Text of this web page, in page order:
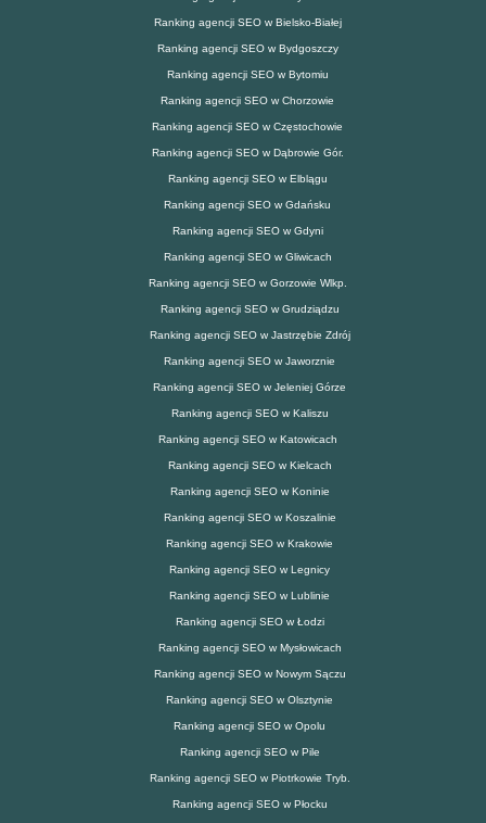
Ranking agencji SEO w Bielsko-Białej
Ranking agencji SEO w Bydgoszczy
Ranking agencji SEO w Bytomiu
Ranking agencji SEO w Chorzowie
Ranking agencji SEO w Częstochowie
Ranking agencji SEO w Dąbrowie Gór.
Ranking agencji SEO w Elblągu
Ranking agencji SEO w Gdańsku
Ranking agencji SEO w Gdyni
Ranking agencji SEO w Gliwicach
Ranking agencji SEO w Gorzowie Wlkp.
Ranking agencji SEO w Grudziądzu
Ranking agencji SEO w Jastrzębie Zdrój
Ranking agencji SEO w Jaworznie
Ranking agencji SEO w Jeleniej Górze
Ranking agencji SEO w Kaliszu
Ranking agencji SEO w Katowicach
Ranking agencji SEO w Kielcach
Ranking agencji SEO w Koninie
Ranking agencji SEO w Koszalinie
Ranking agencji SEO w Krakowie
Ranking agencji SEO w Legnicy
Ranking agencji SEO w Lublinie
Ranking agencji SEO w Łodzi
Ranking agencji SEO w Mysłowicach
Ranking agencji SEO w Nowym Sączu
Ranking agencji SEO w Olsztynie
Ranking agencji SEO w Opolu
Ranking agencji SEO w Pile
Ranking agencji SEO w Piotrkowie Tryb.
Ranking agencji SEO w Płocku